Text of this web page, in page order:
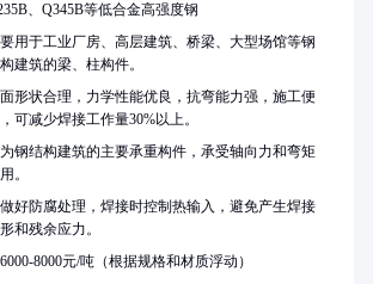
、Q345B等低合金高强度钢
用于工业厂房、高层建筑、桥梁、大型场馆等钢
建筑的梁、柱构件。
形状合理，力学性能优良，抗弯能力强，施工便
可减少焊接工作量30%以上。
钢结构建筑的主要承重构件，承受轴向力和弯矩
。
好防腐处理，焊接时控制热输入，避免产生焊接
和残余应力。
8000元/吨（根据规格和材质浮动）